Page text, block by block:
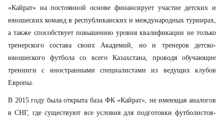
«Кайрат» на постоянной основе финансирует участие детских и
юношеских команд в республиканских и международных турнирах,
а также способствует повышению уровня квалификации не только
тренерского состава своих Академий, но и тренеров детско-
юношеского футбола со всего Казахстана, проводя обучающие
тренинги с иностранными специалистами из ведущих клубов
Европы.
В 2015 году была открыта база ФК «Кайрат», не имеющая аналогов
в СНГ, где существуют все условия для подготовки футболистов-